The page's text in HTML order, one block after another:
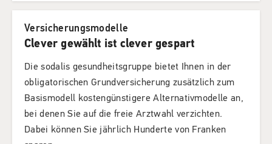
Versicherungsmodelle
Clever gewählt ist clever gespart
Die sodalis gesundheitsgruppe bietet Ihnen in der
obligatorischen Grundversicherung zusätzlich zum
Basismodell kostengünstigere Alternativmodelle an,
bei denen Sie auf die freie Arztwahl verzichten.
Dabei können Sie jährlich Hunderte von Franken